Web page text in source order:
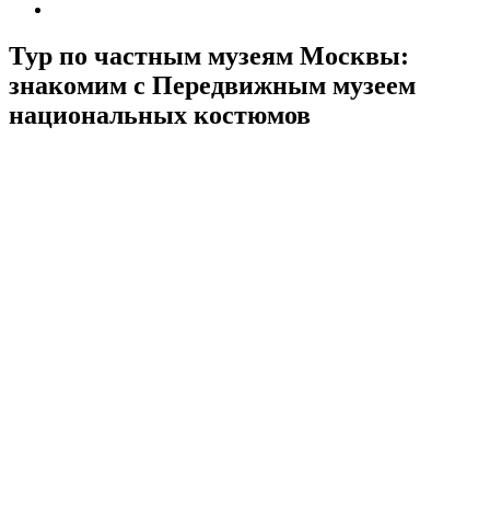
Тур по частным музеям Москвы:
знакомим с Передвижным музеем
национальных костюмов